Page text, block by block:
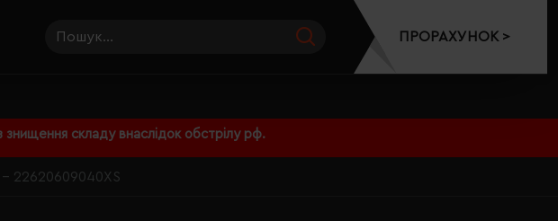
складу внаслідок обстрілу рф.
ПРОРАХУНОК >
22620609040XS